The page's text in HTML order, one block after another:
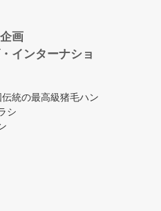
画
インターナショ
統の最高級猪毛ハン
シ